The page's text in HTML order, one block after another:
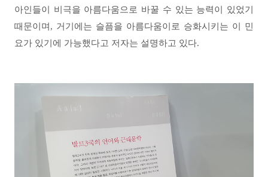
아인들이 비극을 아름다움으로 바꿀 수 있는 능력이 있었기
때문이며 , 거기에는 슬픔을 아름다움이로 승화시키는 이 민
요가 있기에 가능했다고 저자는 설명하고 있다.